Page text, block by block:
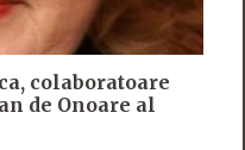
colaboratoare
de Onoare al